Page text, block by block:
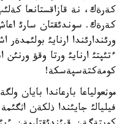
كةرةك، نة قازاقستانعا
كةرةك. سوندئقتان سارئ
ورئندارئندا ارنايئ
ءتئپتئ ارنايئ ورتا وقؤ
كومةكتةسپةسكة!
موثعولياعا بارعاندا بايان
فيليالئ جايئندا ذلكةن